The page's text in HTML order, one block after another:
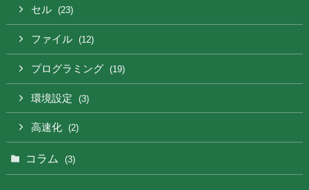
セル (23)
ファイル (12)
プログラミング (19)
環境設定 (3)
高速化 (2)
コラム (3)